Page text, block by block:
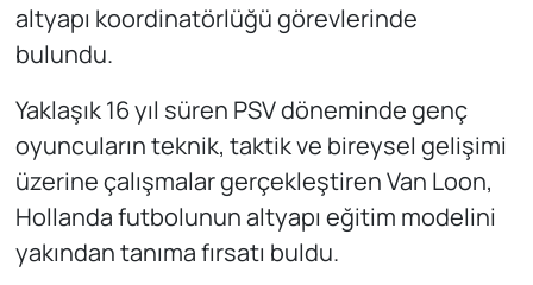
altyapı koordinatörlüğü görevlerinde
bulundu.
Yaklaşık 16 yıl süren PSV döneminde genç
oyuncuların teknik, taktik ve bireysel gelişimi
üzerine çalışmalar gerçekleştiren Van Loon,
Hollanda futbolunun altyapı eğitim modelini
yakından tanıma fırsatı buldu.